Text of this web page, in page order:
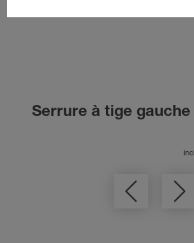
Serrure à tige gauche